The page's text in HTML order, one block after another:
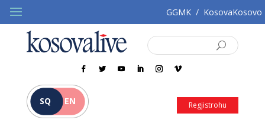
GGMK / KosovaKosovo
SQ EN Regjistrohu